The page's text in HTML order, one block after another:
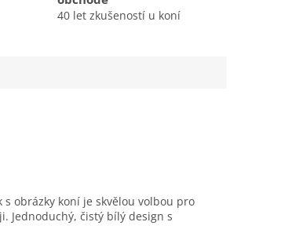
40 let zkušeností u koní
obrázky koní je skvělou volbou pro
Jednoduchý, čistý bílý design s